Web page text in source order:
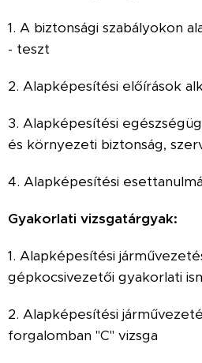
1. A biztonsági szabályokon
- teszt
2. Alapképesítési előírások
3. Alapképesítési
és környezeti biztonság,
4. Alapképesítési
Gyakorlati vizsgatárgyak:
1. Alapképesítési
gépkocsivezetői gyakorlati
2. Alapképesítési
forgalomban "C" vizsga